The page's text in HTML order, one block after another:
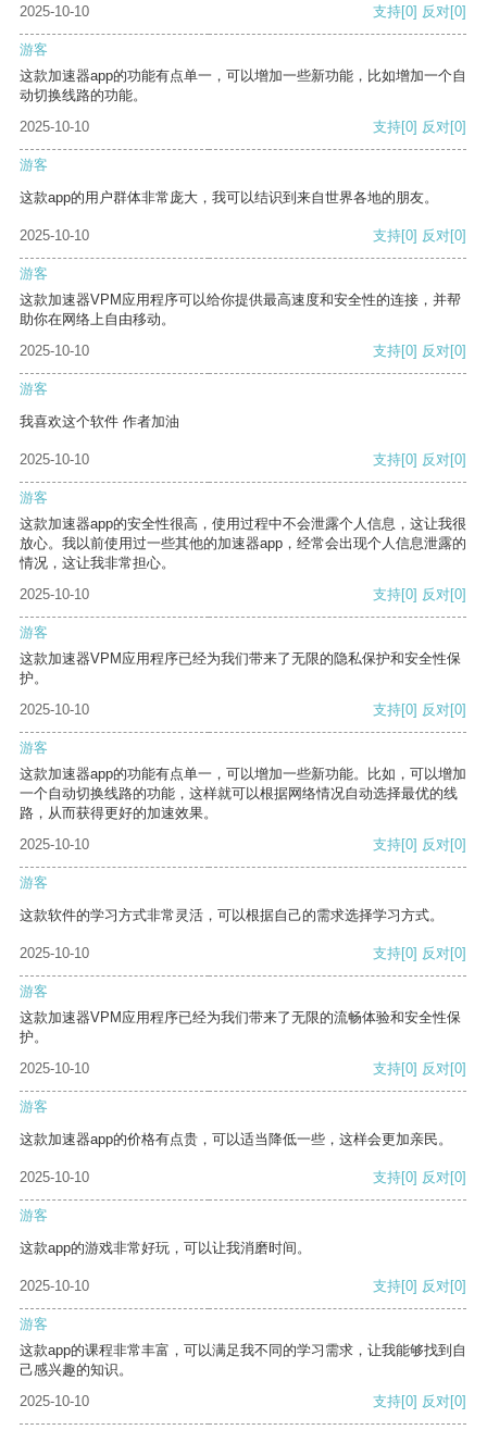
2025-10-10 支持[0] 反对[0]
游客
这款加速器app的功能有点单一，可以增加一些新功能，比如增加一个自
动切换线路的功能。
2025-10-10
支持[0] 反对[0]
游客
这款app的用户群体非常庞大，我可以结识到来自世界各地的朋友。
2025-10-10 支持[0] 反对[0]
游客
这款加速器VPM应用程序可以给你提供最高速度和安全性的连接，并帮
助你在网络上自由移动。
2025-10-10
支持[0] 反对[0]
游客
我喜欢这个软件 作者加油
2025-10-10 支持[0] 反对[0]
游客
这款加速器app的安全性很高，使用过程中不会泄露个人信息，这让我很
放心。我以前使用过一些其他的加速器app，经常会出现个人信息泄露的
情况，这让我非常担心。
2025-10-10
支持[0] 反对[0]
游客
这款加速器VPM应用程序已经为我们带来了无限的隐私保护和安全性保
护。
2025-10-10
支持[0] 反对[0]
游客
这款加速器app的功能有点单一，可以增加一些新功能。比如，可以增加
一个自动切换线路的功能，这样就可以根据网络情况自动选择最优的线
路，从而获得更好的加速效果。
2025-10-10
支持[0] 反对[0]
游客
这款软件的学习方式非常灵活，可以根据自己的需求选择学习方式。
2025-10-10 支持[0] 反对[0]
游客
这款加速器VPM应用程序已经为我们带来了无限的流畅体验和安全性保
护。
2025-10-10
支持[0] 反对[0]
游客
这款加速器app的价格有点贵，可以适当降低一些，这样会更加亲民。
2025-10-10 支持[0] 反对[0]
游客
这款app的游戏非常好玩，可以让我消磨时间。
2025-10-10 支持[0] 反对[0]
游客
这款app的课程非常丰富，可以满足我不同的学习需求，让我能够找到自
己感兴趣的知识。
2025-10-10
支持[0] 反对[0]